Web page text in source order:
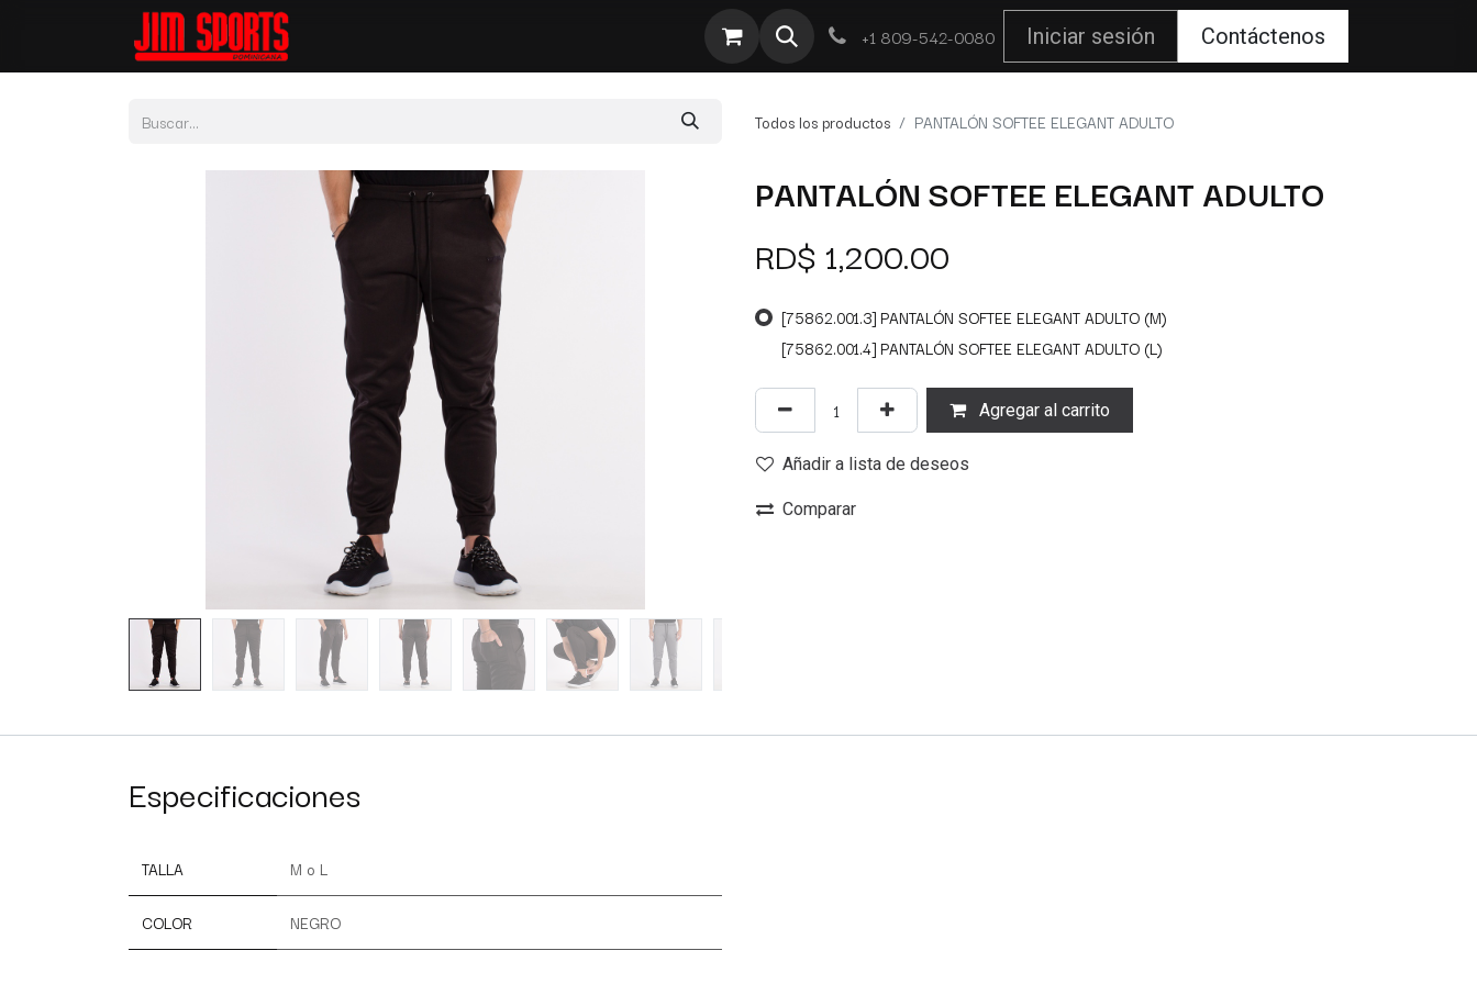
Obra Deportiva Contacto
+1 809-542-0080 Iniciar sesión Contáctenos
Todos los productos PANTALÓN SOFTEE ELEGANT ADULTO
PANTALÓN SOFTEE ELEGANT ADULTO
RD$1,200.00
[75862.001.3] PANTALÓN SOFTEE ELEGANT ADULTO (M)
[75862.001.4] PANTALÓN SOFTEE ELEGANT ADULTO (L)
Agregar al carrito
Añadir a lista de deseos
Comparar
Especificaciones
TALLA M o L
COLOR NEGRO